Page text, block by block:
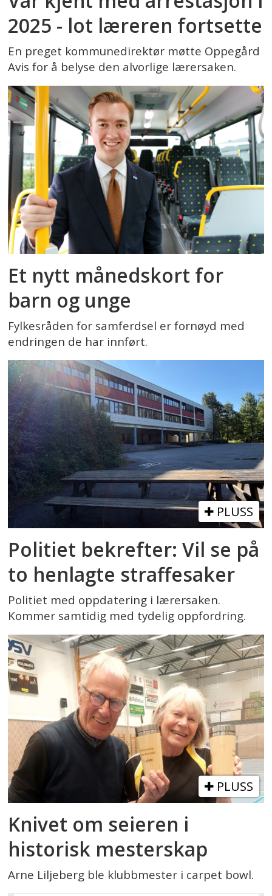
2025 - lot læreren fortsette
En preget kommunedirektør møtte Oppegård
Avis for å belyse den alvorlige lærersaken.
Et nytt månedskort for
barn og unge
Fylkesråden for samferdsel er fornøyd med
endringen de har innført.
PLUSS
Politiet bekrefter: Vil se på
to henlagte straffesaker
Politiet med oppdatering i lærersaken.
Kommer samtidig med tydelig oppfordring.
PLUSS
Knivet om seieren i
historisk mesterskap
Arne Liljeberg ble klubbmester i carpet bowl.